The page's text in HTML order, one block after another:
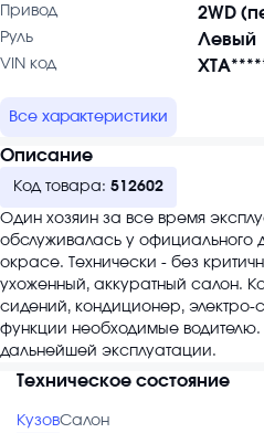
Привод 2WD
Руль Левый
VIN код
Все характеристики
Описание
Код товара: 512602
Один хозяин за все время
обслуживалась у официального
окрасе. Технически - без
ухоженный, аккуратный салон.
сидений, кондиционер, электро-
функции необходимые водителю.
дальнейшей эксплуатации.
Техническое состояние
КузовСалон